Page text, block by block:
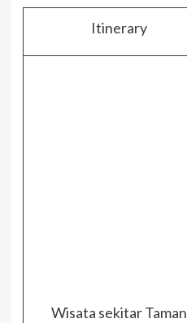
Itinerary
Wisata sekitar Taman